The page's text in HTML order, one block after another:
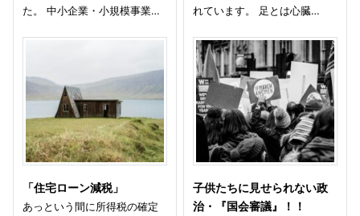
た。 中小企業・小規模事業…
「住宅ローン減税」
あっという間に所得税の確定
れています。 足とは心臓…
子供たちに見せられない政
治・『国会審議』！！